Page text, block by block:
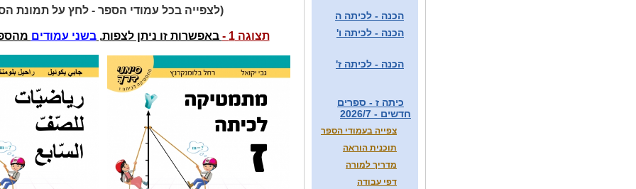
הכנה - לכיתה ה
הכנה - לכיתה ו'
הכנה - לכיתה ז'
כיתה ז - ספרים
חדשים - 2026/7
צפייה בעמודי הספר
תוכנית הוראה
מדריך למורה
דפי עבודה
(לצפייה בכל עמודי הספר - לחץ על תמונת
תצוגה 1 - באפשרות זו ניתן לצפות,בשני עמודים